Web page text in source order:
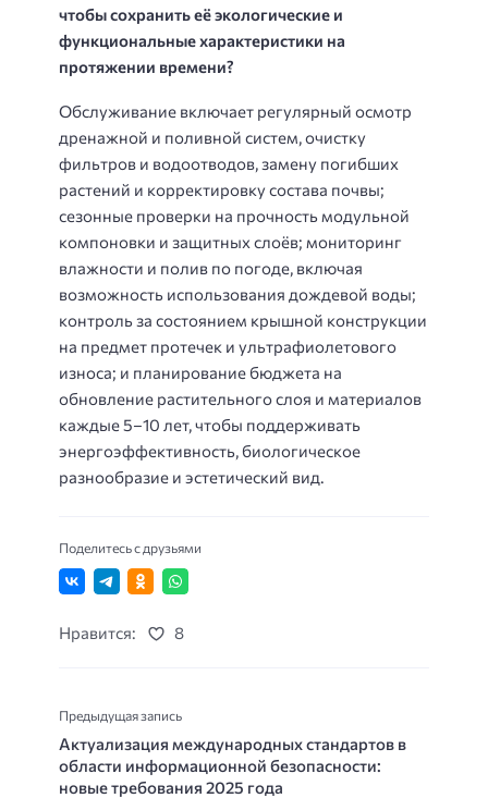
чтобы сохранить её экологические и
функциональные характеристики на
протяжении времени?
Обслуживание включает регулярный осмотр
дренажной и поливной систем, очистку
фильтров и водоотводов, замену погибших
растений и корректировку состава почвы;
сезонные проверки на прочность модульной
компоновки и защитных слоёв; мониторинг
влажности и полив по погоде, включая
возможность использования дождевой воды;
контроль за состоянием крышной конструкции
на предмет протечек и ультрафиолетового
износа; и планирование бюджета на
обновление растительного слоя и материалов
каждые 5–10 лет, чтобы поддерживать
энергоэффективность, биологическое
разнообразие и эстетический вид.
Поделитесь с друзьями
Нравится: 8
Предыдущая запись
Актуализация международных стандартов в
области информационной безопасности:
новые требования 2025 года